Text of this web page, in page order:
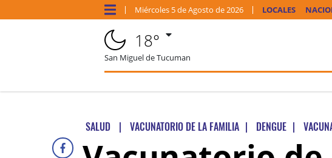
Miércoles 5 deAgosto de 2026 LOCALES
18°
San Miguel de Tucuman
SALUD | VACUNATORIO DE LA FAMILIA | DENGUE |